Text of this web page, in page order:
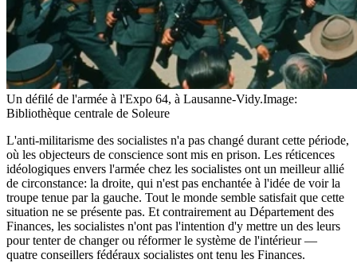
Un défilé de l'armée à l'Expo 64, à Lausanne-Vidy.Image:
Bibliothèque centrale de Soleure
L'anti-militarisme des socialistes n'a pas changé durant cette période,
où les objecteurs de conscience sont mis en prison. Les réticences
idéologiques envers l'armée chez les socialistes ont un meilleur allié
de circonstance: la droite, qui n'est pas enchantée à l'idée de voir la
troupe tenue par la gauche. Tout le monde semble satisfait que cette
situation ne se présente pas. Et contrairement au Département des
Finances, les socialistes n'ont pas l'intention d'y mettre un des leurs
pour tenter de changer ou réformer le système de l'intérieur —
quatre conseillers fédéraux socialistes ont tenu les Finances.